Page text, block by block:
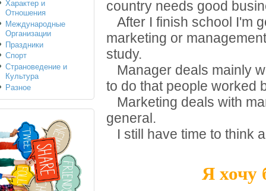
country needs good
After I finish school I'm
marketing or
study.
Manager deals mainly
to do that people worked
Marketing deals with
general.
I still have time to think
Я хочу
Характер и
Отношения
Международные
Организации
Праздники
Спорт
Страноведение и
Культура
Разное